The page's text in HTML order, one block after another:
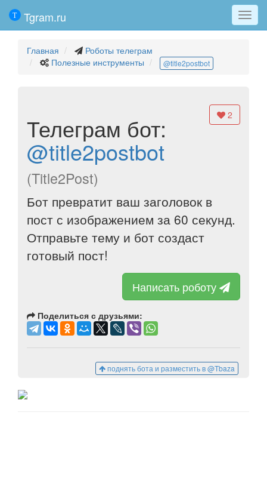
Меню
Tgram.ru
Главная
Роботы телеграм
Полезные инструменты
@title2postbot
2
Телеграм бот:
@title2postbot
(Title2Post)
Бот превратит ваш заголовок в
пост с изображением за 60 секунд.
Отправьте тему и бот создаст
готовый пост!
Написать роботу
Поделиться с друзьями:
поднять бота и разместить в @Tbaza